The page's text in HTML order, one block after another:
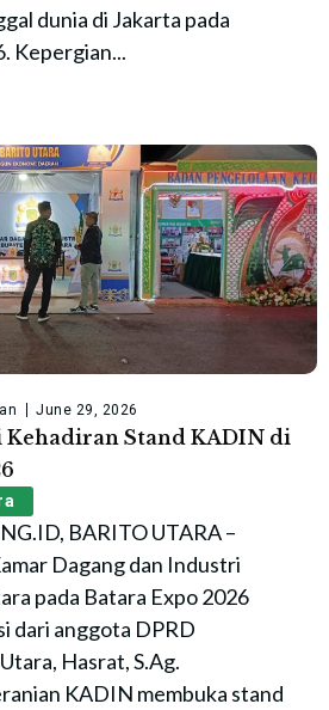
dunia di Jakarta pada
Kepergian...
June 29, 2026
Kehadiran Stand KADIN di
BARITO UTARA –
Dagang dan Industri
pada Batara Expo 2026
dari anggota DPRD
Hasrat, S.Ag.
KADIN membuka stand